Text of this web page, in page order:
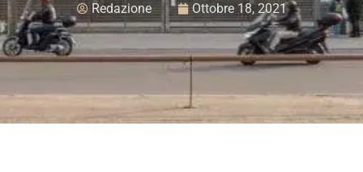
Redazione Ottobre 18, 2021